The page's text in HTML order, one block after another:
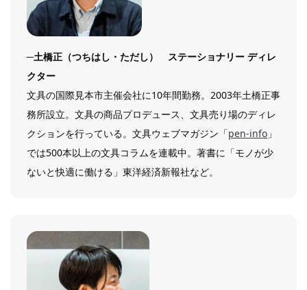
─土橋正（つちはし・ただし） ステーショナリー ディレ
クター
文具の国際見本市主催会社に10年間勤務。2003年土橋正事
務所設立。文具の商品プロデュース、文具売り場のディレ
クションを行っている。文具ウェブマガジン「pen-info 」
では500本以上の文具コラムを連載中。著書に「モノが少
ないと快適に働ける」東洋経済新報社など。